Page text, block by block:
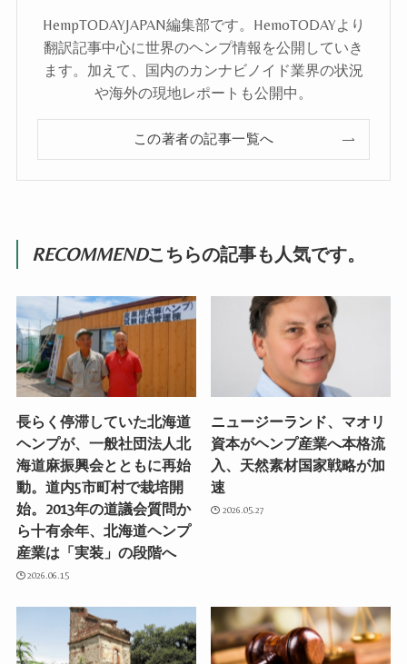
HempTODAYJAPAN編集部です。HemoTODAYより
翻訳記事中心に世界のヘンプ情報を公開していき
ます。加えて、国内のカンナビノイド業界の状況
や海外の現地レポートも公開中。
この著者の記事一覧へ
RECOMMENDこちらの記事も人気です。
長らく停滞していた北海道
ヘンプが、一般社団法人北
海道麻振興会とともに再始
動。道内5市町村で栽培開
始。2013年の道議会質問か
ら十有余年、北海道ヘンプ
産業は「実装」の段階へ
2026.06.15
ニュージーランド、マオリ
資本がヘンプ産業へ本格流
入、天然素材国家戦略が加
速
2026.05.27